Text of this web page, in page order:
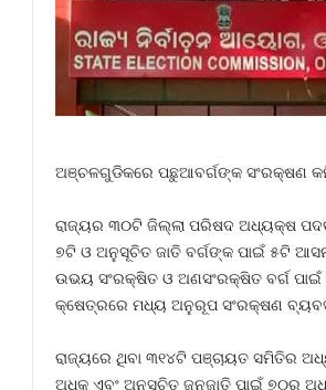
ଅଞ୍ଚଳଗୁଡିକରେ ପଛୁଆବର୍ଗଙ୍କ ସଂରକ୍ଷଣ
ରାଜ୍ୟର ୩୦ଟି ଜିଲ୍ଲା ପରିଷଦ ଅଧ୍ୟକ୍ଷ
୭ଟି ଓ ଅନୁସୂଚିତ ଜାତି ବର୍ଗଙ୍କ ପାଇଁ ୫ଟି ଆସନ
ଉଭୟ ସଂରକ୍ଷିତ ଓ ଅଣସଂରକ୍ଷିତ ବର୍ଗ
କ୍ଷେତ୍ରରେ ମଧ୍ୟ ଅନୁରୂପ ସଂରକ୍ଷଣ
ରାଜ୍ୟରେ ଥିବା ୩୧୪ଟି ପଞ୍ଚାୟତ ସମିତିର
ଅଧିକ ଏବଂ ଅନୁସୂଚିତ ଜନଜାତି ପାଇଁ ୭୦ରୁ